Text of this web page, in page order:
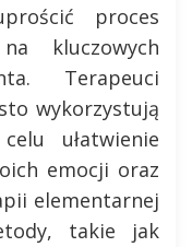
proces
kluczowych
Terapeuci
wykorzystują
ułatwienie
emocji oraz
elementarnej
takie jak